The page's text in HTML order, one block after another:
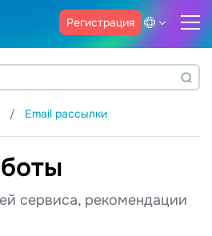
Регистрация
Email рассылки
сервиса, рекомендации